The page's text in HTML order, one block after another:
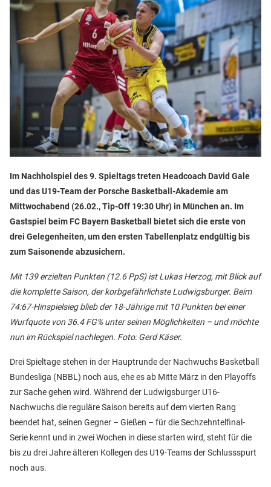
Im Nachholspiel des 9. Spieltags treten Headcoach David Gale
und das U19-Team der Porsche Basketball-Akademie am
Mittwochabend (26.02., Tip-Off 19:30 Uhr) in München an. Im
Gastspiel beim FC Bayern Basketball bietet sich die erste von
drei Gelegenheiten, um den ersten Tabellenplatz endgültig bis
zum Saisonende abzusichern.
Mit 139 erzielten Punkten (12.6 PpS) ist Lukas Herzog, mit Blick auf
die komplette Saison, der korbgefährlichste Ludwigsburger. Beim
74:67-Hinspielsieg blieb der 18-Jährige mit 10 Punkten bei einer
Wurfquote von 36.4 FG% unter seinen Möglichkeiten – und möchte
nun im Rückspiel nachlegen. Foto: Gerd Käser.
Drei Spieltage stehen in der Hauptrunde der Nachwuchs Basketball
Bundesliga (NBBL) noch aus, ehe es ab Mitte März in den Playoffs
zur Sache gehen wird. Während der Ludwigsburger U16-
Nachwuchs die reguläre Saison bereits auf dem vierten Rang
beendet hat, seinen Gegner – Gießen – für die Sechzehntelfinal-
Serie kennt und in zwei Wochen in diese starten wird, steht für die
bis zu drei Jahre älteren Kollegen des U19-Teams der Schlussspurt
noch aus.